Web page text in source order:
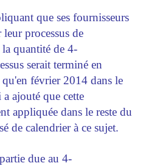
que ses fournisseurs
processus de
quantité de 4-
serait terminé en
février 2014 dans le
a ajouté que cette
appliquée dans le reste du
de calendrier à ce sujet.
due au 4-